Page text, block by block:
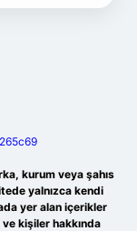
kurum veya şahıs
yalnızca kendi
yer alan içerikler
kişiler hakkında